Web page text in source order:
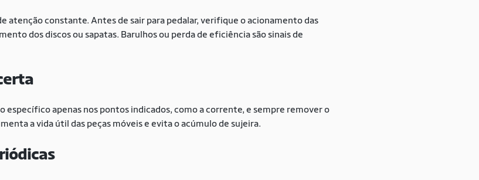
atenção constante. Antes de sair para pedalar, verifique o acionamento das
dos discos ou sapatas. Barulhos ou perda de eficiência são sinais de
específico apenas nos pontos indicados, como a corrente, e sempre remover o
a vida útil das peças móveis e evita o acúmulo de sujeira.